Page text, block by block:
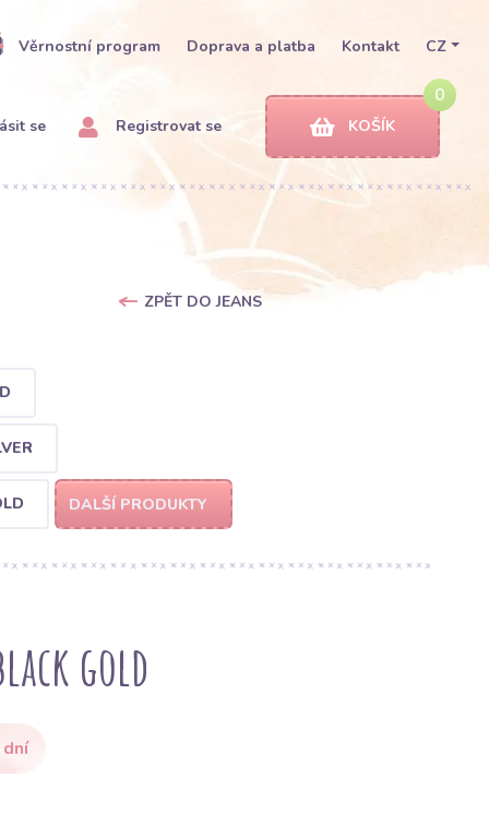
Věrnostní program Doprava a platba Kontakt CZ
se Registrovat se
0
KOŠÍK
ZPĚT DO JEANS
DALŠÍ PRODUKTY
gold